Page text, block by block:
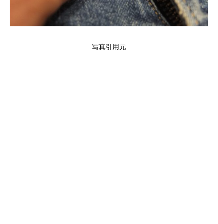
写真引用元